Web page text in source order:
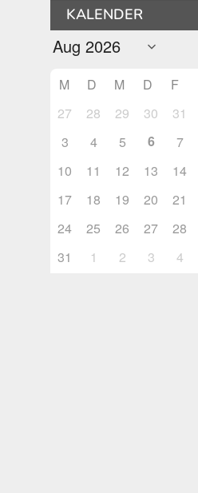
KALENDER
M D M D F
27
28 29 30 31
3
4 5 6 7
10
11 12 13 14
17
18 19 20 21
24
25 26 27 28
31
1 2 3 4